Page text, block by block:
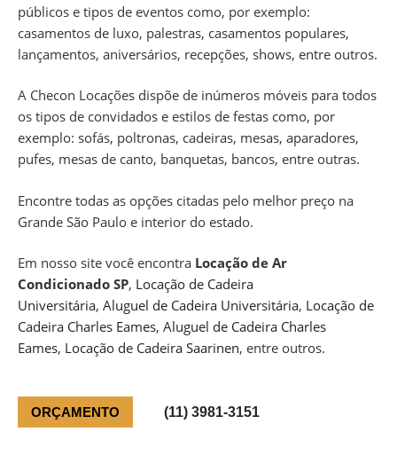
públicos e tipos de eventos como, por exemplo:
casamentos de luxo, palestras, casamentos populares,
lançamentos, aniversários, recepções, shows, entre outros.
A Checon Locações dispõe de inúmeros móveis para todos
os tipos de convidados e estilos de festas como, por
exemplo: sofás, poltronas, cadeiras, mesas, aparadores,
pufes, mesas de canto, banquetas, bancos, entre outras.
Encontre todas as opções citadas pelo melhor preço na
Grande São Paulo e interior do estado.
Em nosso site você encontra Locação de Ar
Condicionado SP, Locação de Cadeira
Universitária, Aluguel de Cadeira Universitária, Locação de
Cadeira Charles Eames, Aluguel de Cadeira Charles
Eames, Locação de Cadeira Saarinen, entre outros.
ORÇAMENTO (11) 3981-3151